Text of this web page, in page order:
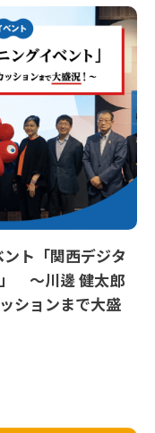
ト「関西デジタ
」 ～川邊 健太郎
ションまで大盛